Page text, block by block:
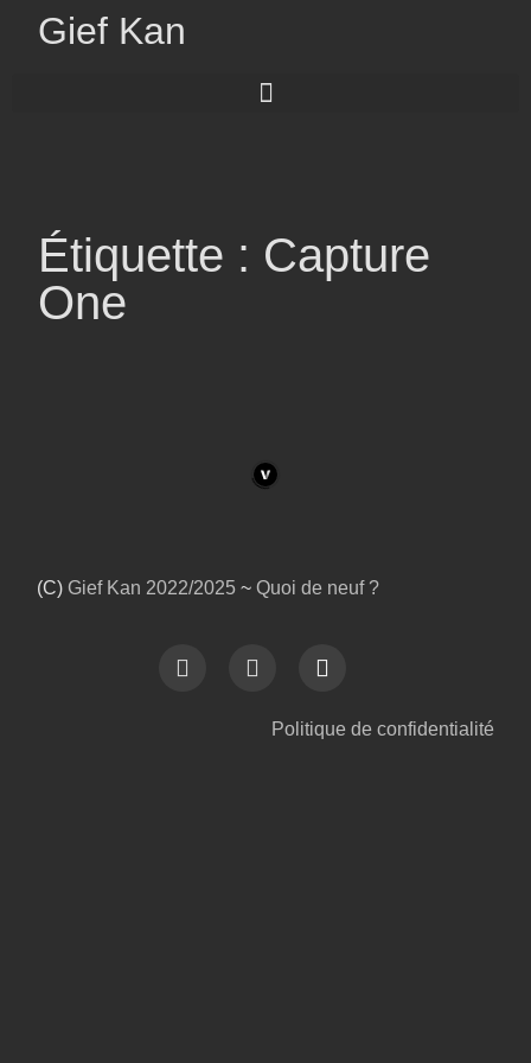
Gief Kan
Étiquette : Capture
One
(C) Gief Kan 2022/2025 ~Quoi de neuf ?
Politique de confidentialité